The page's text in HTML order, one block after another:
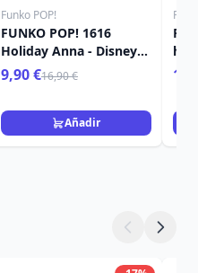
Funko POP!
FUNKO POP! 1616
Holiday Anna - Disney
Princess
9,90 €16,90 €
Añadir